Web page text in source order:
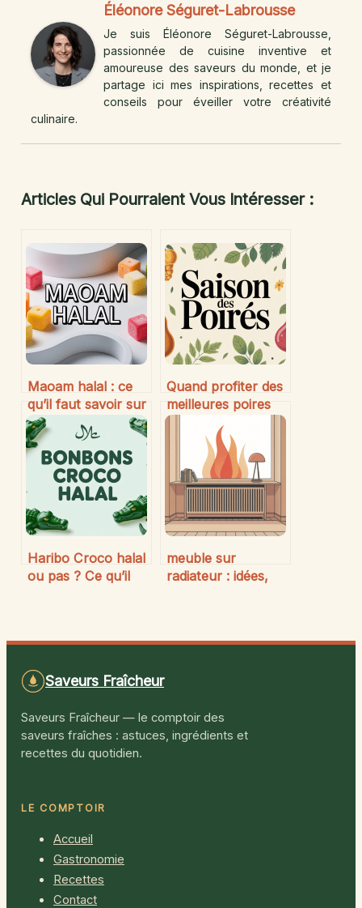
Éléonore Séguret-Labrousse
Je suis Éléonore Séguret-Labrousse,
passionnée de cuisine inventive et
amoureuse des saveurs du monde, et je
partage ici mes inspirations, recettes et
conseils pour éveiller votre créativité
culinaire.
Articles Qui Pourraient Vous Intéresser :
Maoam halal : ce
qu’il faut savoir sur
les bonbons et leur
composition
Quand profiter des
meilleures poires
de saison : guide
pratique pour
choisir et savourer
Haribo Croco halal
ou pas ? Ce qu’il
meuble sur
radiateur : idées,
Saveurs Fraîcheur
Saveurs Fraîcheur — le comptoir des
saveurs fraîches : astuces, ingrédients et
recettes du quotidien.
LE COMPTOIR
Accueil
Gastronomie
Recettes
Contact